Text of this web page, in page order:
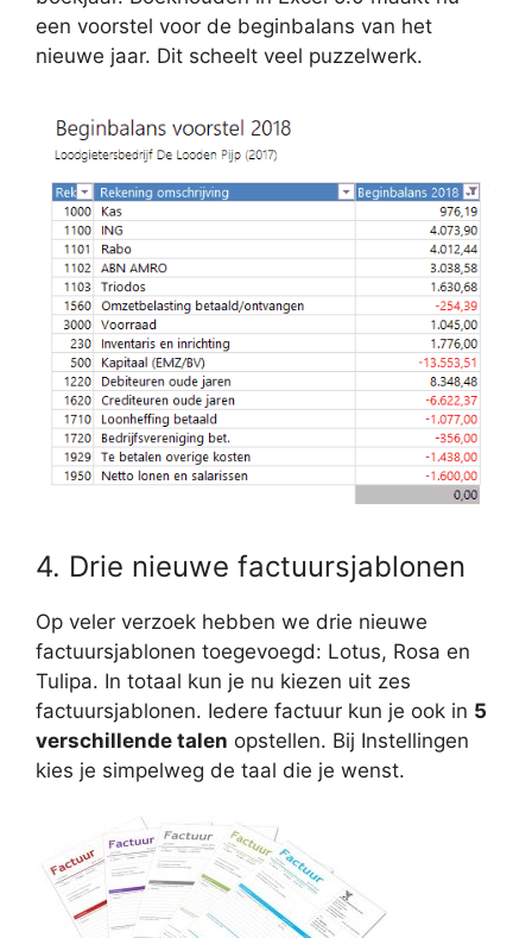
een voorstel voor de beginbalans van het
nieuwe jaar. Dit scheelt veel puzzelwerk.
4. Drie nieuwe factuursjablonen
Op veler verzoek hebben we drie nieuwe
factuursjablonen toegevoegd: Lotus, Rosa en
Tulipa. In totaal kun je nu kiezen uit zes
factuursjablonen. Iedere factuur kun je ook in 5
verschillende talen opstellen. Bij Instellingen
kies je simpelweg de taal die je wenst.